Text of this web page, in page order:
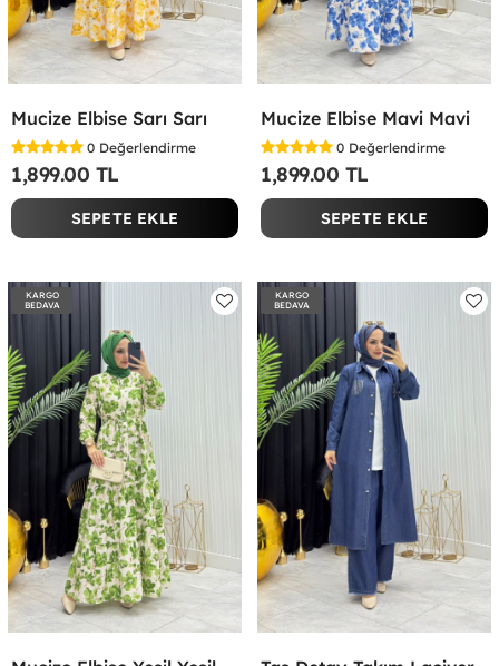
Mucize Elbise Sarı Sarı
0 Değerlendirme
1,899.00 TL
SEPETE EKLE
Mucize Elbise Mavi Mavi
0 Değerlendirme
1,899.00 TL
SEPETE EKLE
KARGO
BEDAVA
KARGO
BEDAVA